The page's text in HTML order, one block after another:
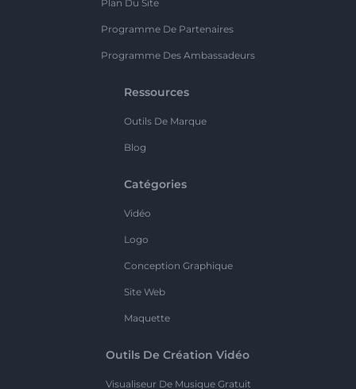
Plan Du Site
Programme De Partenaires
Programme Des Ambassadeurs
Ressources
Outils De Marque
Blog
Catégories
Vidéo
Logo
Conception Graphique
Site Web
Maquette
Outils De Création Vidéo
Visualiseur De Musique Gratuit